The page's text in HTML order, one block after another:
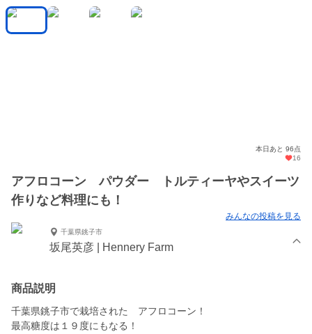
本日あと 96点
16
アフロコーン パウダー トルティーヤやスイーツ
作りなど料理にも！
みんなの投稿を見る
千葉県銚子市
坂尾英彦 | Hennery Farm
商品説明
千葉県銚子市で栽培された アフロコーン！
最高糖度は１９度にもなる！